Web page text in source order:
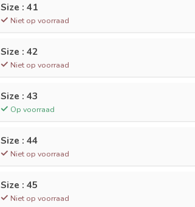
Size : 41
Niet op voorraad
Size : 42
Niet op voorraad
Size : 43
Op voorraad
Size : 44
Niet op voorraad
Size : 45
Niet op voorraad